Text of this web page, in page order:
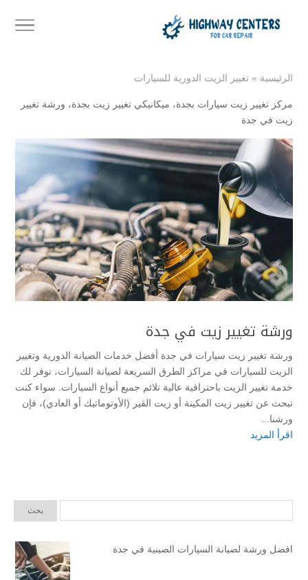
الرئيسية » تغيير الزيت الدورية للسيارات
مركز تغيير زيت سيارات بجدة، ميكانيكي تغيير زيت بجدة، ورشة تغيير
زيت في جدة
ورشة تغيير زيت في جدة
ورشة تغيير زيت سيارات في جدة أفضل خدمات الصيانة الدورية وتغيير
الزيت للسيارات في مراكز الطرق السريعة لصيانة السيارات، نوفر لك
خدمة تغيير الزيت باحترافية عالية تلائم جميع أنواع السيارات. سواء كنت
تبحث عن تغيير زيت المكينة أو زيت القير (الأوتوماتيك أو العادي)، فإن
ورشنا...
اقرأ المزيد
افضل ورشة لصيانة السيارات الصينية في جدة